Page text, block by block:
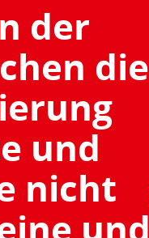
der
die
und
nicht